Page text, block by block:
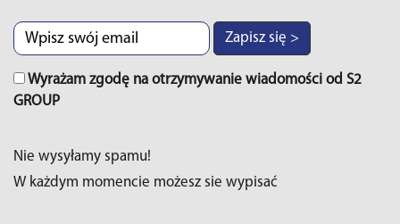
Zapisz się >
Wyrażam zgodę na otrzymywanie wiadomości od S2
GROUP
Nie wysyłamy spamu!
W każdym momencie możesz sie wypisać